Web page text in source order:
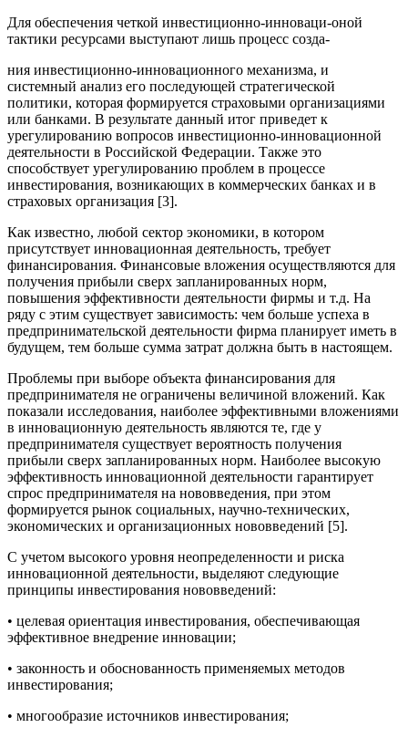
Для обеспечения четкой инвестиционно-инноваци-оной
тактики ресурсами выступают лишь процесс созда-
ния инвестиционно-инновационного механизма, и
системный анализ его последующей стратегической
политики, которая формируется страховыми организациями
или банками. В результате данный итог приведет к
урегулированию вопросов инвестиционно-инновационной
деятельности в Российской Федерации. Также это
способствует урегулированию проблем в процессе
инвестирования, возникающих в коммерческих банках и в
страховых организация [3].
Как известно, любой сектор экономики, в котором
присутствует инновационная деятельность, требует
финансирования. Финансовые вложения осуществляются для
получения прибыли сверх запланированных норм,
повышения эффективности деятельности фирмы и т.д. На
ряду с этим существует зависимость: чем больше успеха в
предпринимательской деятельности фирма планирует иметь в
будущем, тем больше сумма затрат должна быть в настоящем.
Проблемы при выборе объекта финансирования для
предпринимателя не ограничены величиной вложений. Как
показали исследования, наиболее эффективными вложениями
в инновационную деятельность являются те, где у
предпринимателя существует вероятность получения
прибыли сверх запланированных норм. Наиболее высокую
эффективность инновационной деятельности гарантирует
спрос предпринимателя на нововведения, при этом
формируется рынок социальных, научно-технических,
экономических и организационных нововведений [5].
С учетом высокого уровня неопределенности и риска
инновационной деятельности, выделяют следующие
принципы инвестирования нововведений:
• целевая ориентация инвестирования, обеспечивающая
эффективное внедрение инновации;
• законность и обоснованность применяемых методов
инвестирования;
• многообразие источников инвестирования;